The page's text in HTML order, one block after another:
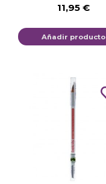
11,95 €
Añadir producto